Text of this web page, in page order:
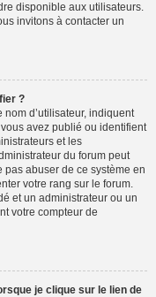
disponible aux utilisateurs.
invitons à contacter un
?
d’utilisateur, indiquent
avez publié ou identifient
et les
du forum peut
abuser de ce système en
votre rang sur le forum.
et un administrateur ou un
votre compteur de
je clique sur le lien de